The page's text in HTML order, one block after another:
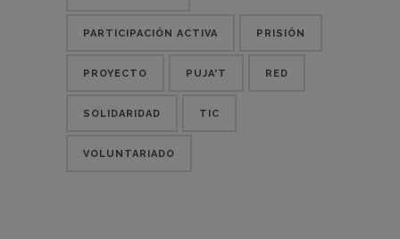
PARTICIPACIÓN ACTIVA PRISIÓN
PROYECTO PUJA'T RED
SOLIDARIDAD TIC
VOLUNTARIADO